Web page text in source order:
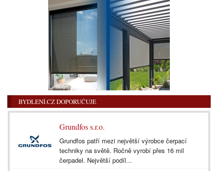
BYDLENÍ.CZ DOPORUČUJE
Grundfos s.r.o.
Grundfos patří mezi největší výrobce čerpací
techniky na světě. Ročně vyrobí přes 16 mil
čerpadel. Největší podíl...